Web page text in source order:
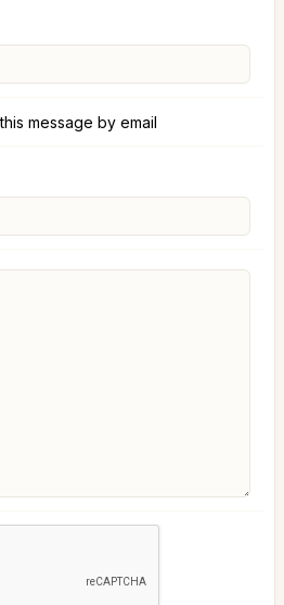
message by email